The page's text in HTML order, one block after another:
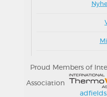
Proud Members of
Association